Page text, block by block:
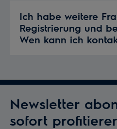
Ich habe weitere
Registrierung und
Wen kann ich
Newsletter
sofort